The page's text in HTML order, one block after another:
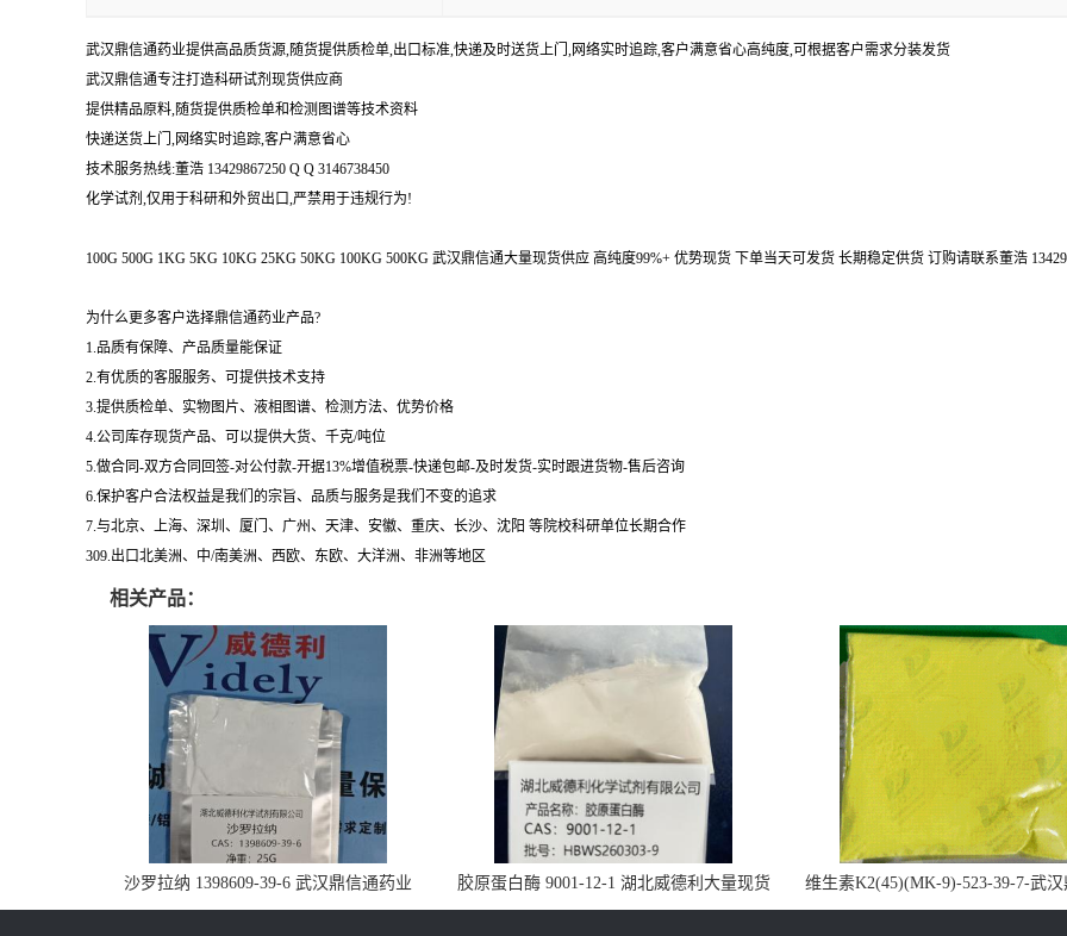
武汉鼎信通药业提供高品质货源,随货提供质检单,出口标准,快递及时送货上门,网络实时追踪,客户满意省心高纯度,可根据客户需求分装发货
武汉鼎信通专注打造科研试剂现货供应商
提供精品原料,随货提供质检单和检测图谱等技术资料
快递送货上门,网络实时追踪,客户满意省心
技术服务热线:董浩 13429867250 Q Q 3146738450
化学试剂,仅用于科研和外贸出口,严禁用于违规行为!
100G 500G 1KG 5KG 10KG 25KG 50KG 100KG 500KG 武汉鼎信通大量现货供应 高纯度99%+ 优势现货 下单当天可发货 长期稳定供货 订购请联系董浩
为什么更多客户选择鼎信通药业产品?
1.品质有保障、产品质量能保证
2.有优质的客服服务、可提供技术支持
3.提供质检单、实物图片、液相图谱、检测方法、优势价格
4.公司库存现货产品、可以提供大货、千克/吨位
5.做合同-双方合同回签-对公付款-开据13%增值税票-快递包邮-及时发货-实时跟进货物-售后咨询
6.保护客户合法权益是我们的宗旨、品质与服务是我们不变的追求
7.与北京、上海、深圳、厦门、广州、天津、安徽、重庆、长沙、沈阳 等院校科研单位长期合作
309.出口北美洲、中/南美洲、西欧、东欧、大洋洲、非洲等地区
相关产品：
沙罗拉纳 1398609-39-6 武汉鼎信通药业
胶原蛋白酶 9001-12-1 湖北威德利大量现货
供应
维生素K2(45)(MK-9)-523-39-7-武汉
药业大量现货供应